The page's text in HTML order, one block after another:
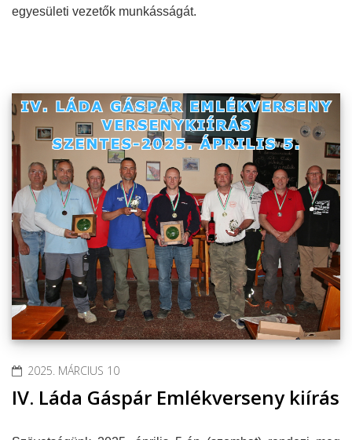
egyesületi vezetők munkásságát.
2025. MÁRCIUS 10
IV. Láda Gáspár Emlékverseny kiírás